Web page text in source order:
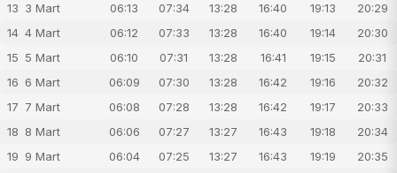
13 3 Mart 06:13 07:34 13:28 16:40 19:13
20:29
14 4 Mart 06:12 07:33 13:28 16:40 19:14
20:30
15 5 Mart 06:10 07:31 13:28 16:41 19:15
20:31
16 6 Mart 06:09 07:30 13:28 16:42 19:16
20:32
17 7 Mart 06:08 07:28 13:28 16:42 19:17
20:33
18 8 Mart 06:06 07:27 13:27 16:43 19:18
20:34
19 9 Mart 06:04 07:25 13:27 16:43 19:19
20:35